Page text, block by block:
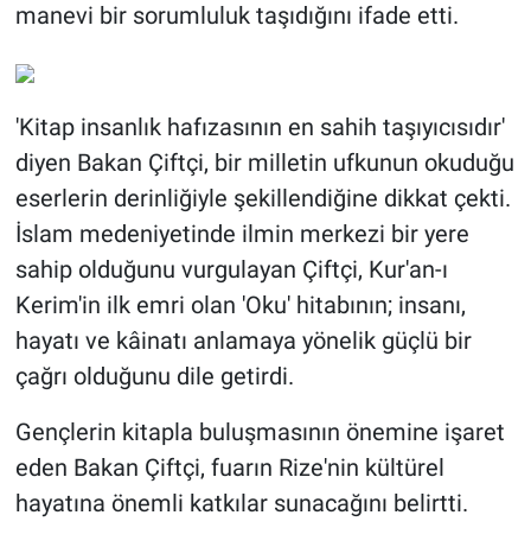
manevi bir sorumluluk taşıdığını ifade etti.
'Kitap insanlık hafızasının en sahih taşıyıcısıdır'
diyen Bakan Çiftçi, bir milletin ufkunun okuduğu
eserlerin derinliğiyle şekillendiğine dikkat çekti.
İslam medeniyetinde ilmin merkezi bir yere
sahip olduğunu vurgulayan Çiftçi, Kur'an-ı
Kerim'in ilk emri olan 'Oku' hitabının; insanı,
hayatı ve kâinatı anlamaya yönelik güçlü bir
çağrı olduğunu dile getirdi.
Gençlerin kitapla buluşmasının önemine işaret
eden Bakan Çiftçi, fuarın Rize'nin kültürel
hayatına önemli katkılar sunacağını belirtti.